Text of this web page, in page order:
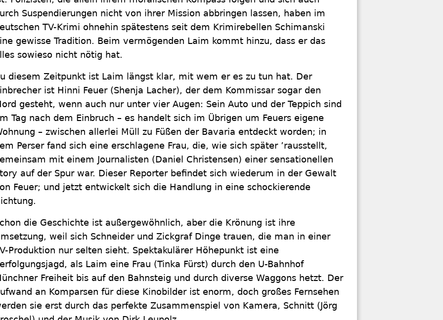
Suspendierungen nicht von ihrer Mission abbringen lassen, haben im
TV-Krimi ohnehin spätestens seit dem Krimirebellen Schimanski
gewisse Tradition. Beim vermögenden Laim kommt hinzu, dass er das
sowieso nicht nötig hat.
diesem Zeitpunkt ist Laim längst klar, mit wem er es zu tun hat. Der
ist Hinni Feuer (Shenja Lacher), der dem Kommissar sogar den
gesteht, wenn auch nur unter vier Augen: Sein Auto und der Teppich sind
Tag nach dem Einbruch – es handelt sich im Übrigen um Feuers eigene
– zwischen allerlei Müll zu Füßen der Bavaria entdeckt worden; in
Perser fand sich eine erschlagene Frau, die, wie sich später ’rausstellt,
mit einem Journalisten (Daniel Christensen) einer sensationellen
auf der Spur war. Dieser Reporter befindet sich wiederum in der Gewalt
Feuer; und jetzt entwickelt sich die Handlung in eine schockierende
die Geschichte ist außergewöhnlich, aber die Krönung ist ihre
weil sich Schneider und Zickgraf Dinge trauen, die man in einer
Produktion nur selten sieht. Spektakulärer Höhepunkt ist eine
als Laim eine Frau (Tinka Fürst) durch den U-Bahnhof
Freiheit bis auf den Bahnsteig und durch diverse Waggons hetzt. Der
an Komparsen für diese Kinobilder ist enorm, doch großes Fernsehen
sie erst durch das perfekte Zusammenspiel von Kamera, Schnitt (Jörg